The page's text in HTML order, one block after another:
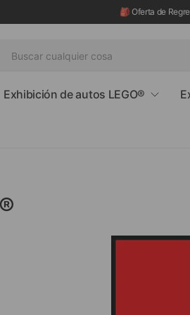
🎒 Oferta de
Exhibición de autos LEGO®